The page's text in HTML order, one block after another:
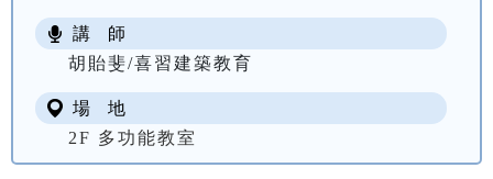
講 師
胡貽斐/喜習建築教育
場 地
2F 多功能教室